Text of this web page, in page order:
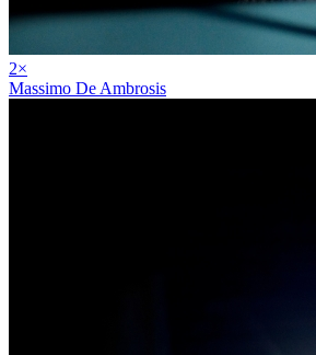
2×
Massimo De Ambrosis